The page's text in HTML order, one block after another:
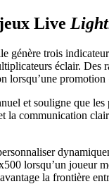
Live
génère trois
éclair.
lorsqu’une
et souligne que
communication
lorsqu’un joueur
la frontière